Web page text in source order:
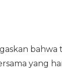
bahwa
yang